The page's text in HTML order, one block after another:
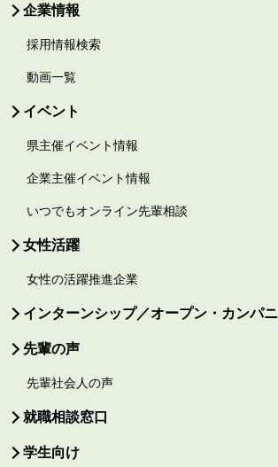
企業情報
採用情報検索
動画一覧
イベント
県主催イベント情報
企業主催イベント情報
いつでもオンライン先輩相談
女性活躍
女性の活躍推進企業
インターンシップ／オープン・カンパ
先輩の声
先輩社会人の声
就職相談窓口
学生向け